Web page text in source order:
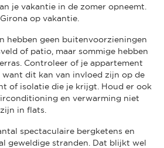
je vakantie in de zomer opneemt.
op vakantie.
hebben geen buitenvoorzieningen
of patio, maar sommige hebben
Controleer of je appartement
dit kan van invloed zijn op de
of isolatie die je krijgt. Houd er ook
en verwarming niet
in flats.
spectaculaire bergketens en
geweldige stranden. Dat blijkt wel